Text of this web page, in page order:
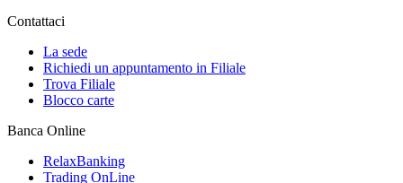
Contattaci
La sede
Richiedi un appuntamento in Filiale
Trova Filiale
Blocco carte
Banca Online
RelaxBanking
Trading OnLine